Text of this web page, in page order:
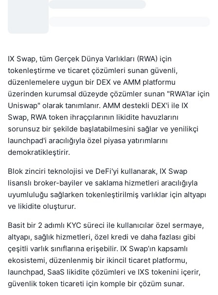
IX Swap, tüm Gerçek Dünya Varlıkları (RWA) için
tokenleştirme ve ticaret çözümleri sunan güvenli,
düzenlemelere uygun bir DEX ve AMM platformu
üzerinden kurumsal düzeyde çözümler sunan "RWA'lar için
Uniswap" olarak tanımlanır. AMM destekli DEX'i ile IX
Swap, RWA token ihraççılarının likidite havuzlarını
sorunsuz bir şekilde başlatabilmesini sağlar ve yenilikçi
launchpad'i aracılığıyla özel piyasa yatırımlarını
demokratikleştirir.
Blok zinciri teknolojisi ve DeFi'yi kullanarak, IX Swap
lisanslı broker-bayiler ve saklama hizmetleri aracılığıyla
uyumluluğu sağlarken tokenleştirilmiş varlıklar için altyapı
ve likidite oluşturur.
Basit bir 2 adımlı KYC süreci ile kullanıcılar özel sermaye,
altyapı, sağlık hizmetleri, özel kredi ve daha fazlası gibi
çeşitli varlık sınıflarına erişebilir. IX Swap’ın kapsamlı
ekosistemi, düzenlenmiş bir ikincil ticaret platformu,
launchpad, SaaS likidite çözümleri ve IXS tokenini içerir,
güvenlik token ticareti için komple bir çözüm sunar.